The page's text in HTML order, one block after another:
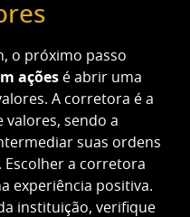
o próximo passo
ações é abrir uma
A corretora é a
valores, sendo a
suas ordens
Escolher a corretora
experiência positiva.
instituição, verifique